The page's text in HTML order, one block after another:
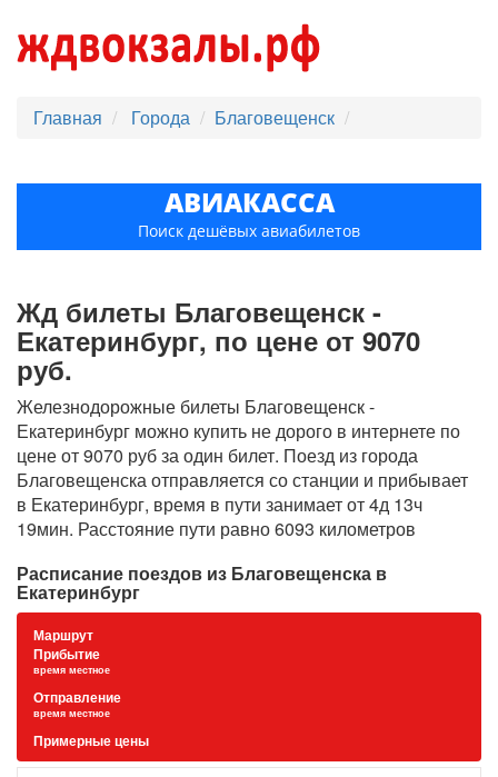
Главная Города Благовещенск
АВИАКАССА
Поиск дешёвых авиабилетов
Жд билеты Благовещенск -
Екатеринбург, по цене от 9070
руб.
Железнодорожные билеты Благовещенск -
Екатеринбург можно купить не дорого в интернете по
цене от 9070 руб за один билет. Поезд из города
Благовещенска отправляется со станции и прибывает
в Екатеринбург, время в пути занимает от 4д 13ч
19мин. Расстояние пути равно 6093 километров
Расписание поездов из Благовещенска в
Екатеринбург
Маршрут
Прибытие
время местное
Отправление
время местное
Примерные цены